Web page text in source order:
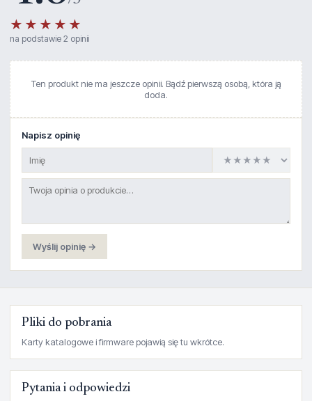
★★★★★
na podstawie 2 opinii
Ten produkt nie ma jeszcze opinii. Bądź pierwszą osobą, która ją
doda.
Napisz opinię
Wyślij opinię →
Pliki do pobrania
Karty katalogowe i firmware pojawią się tu wkrótce.
Pytania i odpowiedzi